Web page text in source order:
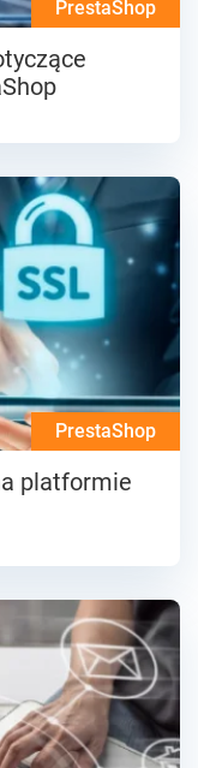
PrestaShop
PrestaShop
platformie